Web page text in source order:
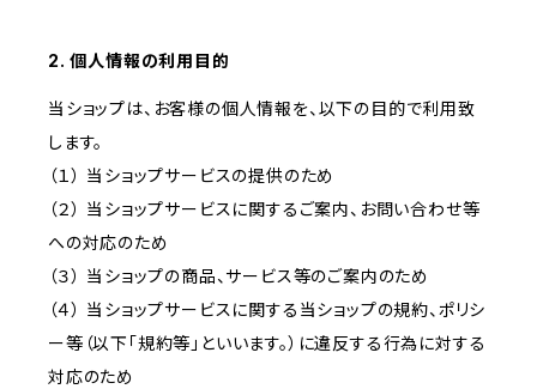
2. 個人情報の利用目的
当ショップは、お客様の個人情報を、以下の目的で利用致
します。
（１） 当ショップサービスの提供のため
（２） 当ショップサービスに関するご案内、お問い合わせ等
への対応のため
（３） 当ショップの商品、サービス等のご案内のため
（４） 当ショップサービスに関する当ショップの規約、ポリシ
ー等（以下「規約等」といいます。）に違反する行為に対する
対応のため